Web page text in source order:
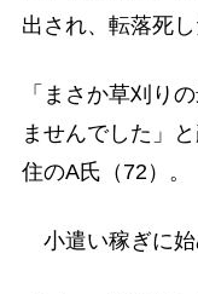
出され、転落死し
「まさか草刈り
ませんでした」
住のA氏（72）。
小遣い稼ぎに始